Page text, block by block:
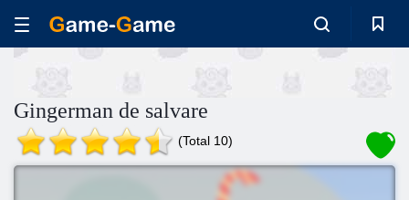
Gingerman de salvare
(Total 10)